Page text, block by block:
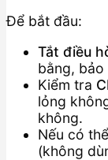
Để bắt đầu:
Tắt điều
bằng, bảo
Kiểm tra
lỏng
không.
Nếu có
(không